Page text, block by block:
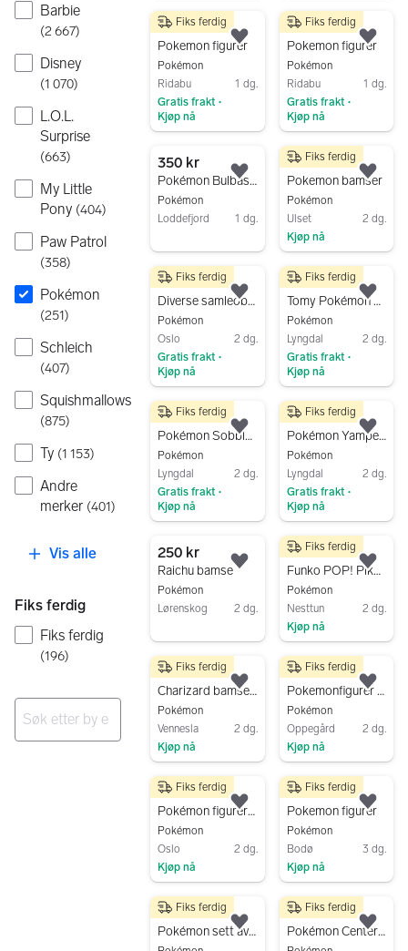
Barbie
(2 667)
Disney
(1 070)
L.O.L.
Surprise
(663)
My Little
Pony (404)
Paw Patrol
(358)
Pokémon
(251)
Schleich
(407)
Squishmallows
(875)
Ty (1 153)
Andre
merker (401)
Vis alle
Fiks ferdig
Fiks ferdig
(196)
100 kr
Pokemon figurer
Pokémon
Ridabu
1 dg.
Gratis frakt •
Kjøp nå
Fiks ferdig
Legg til som favoritt.
100 kr
Pokemon figurer
Pokémon
Ridabu
1 dg.
Gratis frakt •
Kjøp nå
Fiks ferdig
350 kr
Pokémon Bulbasaur kosedyr grønn
Pokémon
Loddefjord
1 dg.
Legg til som favoritt.
150 kr
Pokemon bamser
Pokémon
Ulset
2 dg.
Kjøp nå
Fiks ferdig
300 kr
Diverse samleobjekt Pikachu pokemon detektive film
Pokémon
Oslo
2 dg.
Gratis frakt •
Kjøp nå
Fiks ferdig
Legg til som favoritt.
150 kr
Tomy Pokémon Eevee 2017 mod
Pokémon
Lyngdal
2 dg.
Gratis frakt •
Kjøp nå
Fiks ferdig
100 kr
Pokémon Sobble kosedyr 20 cm
Pokémon
Lyngdal
2 dg.
Gratis frakt •
Kjøp nå
Fiks ferdig
Legg til som favoritt.
100 kr
Pokémon Yamper kosedyr 20 cm
Pokémon
Lyngdal
2 dg.
Gratis frakt •
Kjøp nå
Fiks ferdig
250 kr
Raichu bamse
Pokémon
Lørenskog
2 dg.
Legg til som favoritt.
80 kr
Funko POP! Pikachu
Pokémon
Nesttun
2 dg.
Kjøp nå
Fiks ferdig
129 kr
Charizard bamse/plush – liten og myk
Pokémon
Vennesla
2 dg.
Kjøp nå
Fiks ferdig
Legg til som favoritt.
300 kr
Pokemonfigurer selges for 300 kr
Pokémon
Oppegård
2 dg.
Kjøp nå
Fiks ferdig
300 kr
Pokémon figurer Arcanine og Glaceon
Pokémon
Oslo
2 dg.
Kjøp nå
Fiks ferdig
Legg til som favoritt.
300 kr
Pokemon figurer
Pokémon
Bodø
3 dg.
Kjøp nå
Fiks ferdig
4 500 kr
Pokémon sett av 9 stor 30cm/12” - Takara Tommy
Fiks ferdig
Legg til som favoritt.
700 kr
Pokémon Center Original Alolan Ninetales kosedyr plush stor 30cm/12”
Fiks ferdig